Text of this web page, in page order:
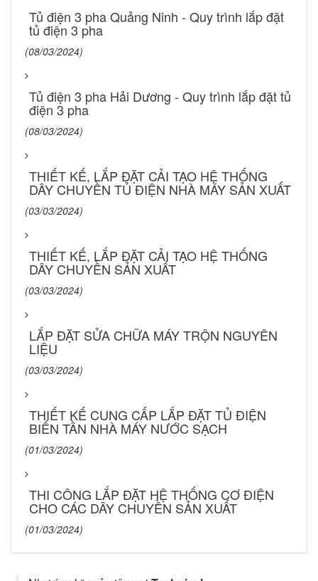
Tủ điện 3 pha Quảng Ninh - Quy trình lắp đặt
tủ điện 3 pha
(08/03/2024)
Tủ điện 3 pha Hải Dương - Quy trình lắp đặt tủ
điện 3 pha
(08/03/2024)
THIẾT KẾ, LẮP ĐẶT CẢI TẠO HỆ THỐNG
DÂY CHUYỀN TỦ ĐIỆN NHÀ MÁY SẢN XUẤT
(03/03/2024)
THIẾT KẾ, LẮP ĐẶT CẢI TẠO HỆ THỐNG
DÂY CHUYỀN SẢN XUẤT
(03/03/2024)
LẮP ĐẶT SỬA CHỮA MÁY TRỘN NGUYÊN
LIỆU
(03/03/2024)
THIẾT KẾ CUNG CẤP LẮP ĐẶT TỦ ĐIỆN
BIẾN TẦN NHÀ MÁY NƯỚC SẠCH
(01/03/2024)
THI CÔNG LẮP ĐẶT HỆ THỐNG CƠ ĐIỆN
CHO CÁC DÂY CHUYỀN SẢN XUẤT
(01/03/2024)